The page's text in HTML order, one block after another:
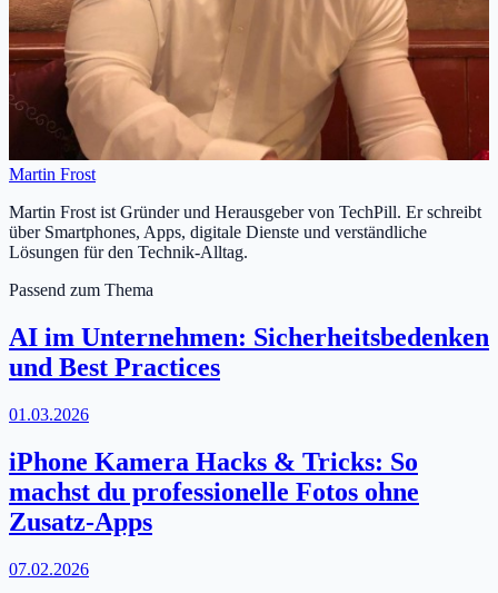
Martin Frost
Martin Frost ist Gründer und Herausgeber von TechPill. Er schreibt
über Smartphones, Apps, digitale Dienste und verständliche
Lösungen für den Technik-Alltag.
Passend zum Thema
AI im Unternehmen: Sicherheitsbedenken
und Best Practices
01.03.2026
iPhone Kamera Hacks & Tricks: So
machst du professionelle Fotos ohne
Zusatz-Apps
07.02.2026